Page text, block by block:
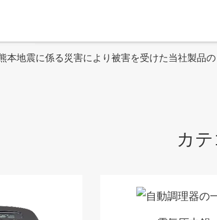
イガー魔法瓶を装った偽サイトにご注意ください
カ